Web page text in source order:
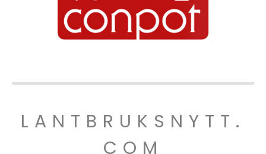
LANTBRUKSNYTT.
COM